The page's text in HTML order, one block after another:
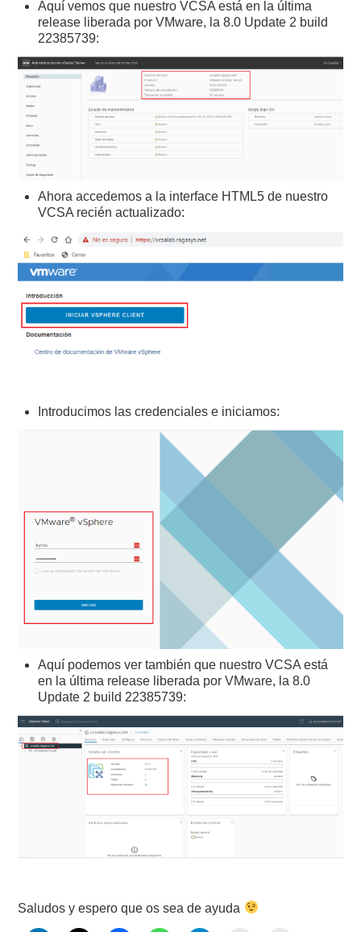
Aquí vemos que nuestro VCSA está en la última
release liberada por VMware, la 8.0 Update 2 build
22385739:
Ahora accedemos a la interface HTML5 de nuestro
VCSA recién actualizado:
Introducimos las credenciales e iniciamos:
Aquí podemos ver también que nuestro VCSA está
en la última release liberada por VMware, la 8.0
Update 2 build 22385739:
Saludos y espero que os sea de ayuda